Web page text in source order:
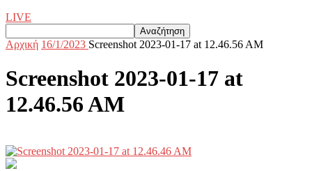
LIVE
Αρχική 16/1/2023 Screenshot 2023-01-17 at 12.46.56 AM
Screenshot 2023-01-17 at
12.46.56 AM